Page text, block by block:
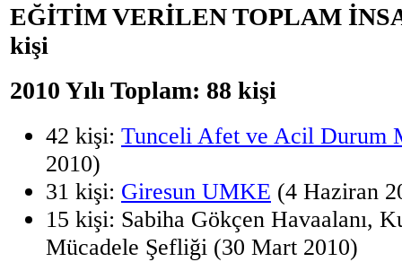
EĞİTİM VERİLEN TOPLAM
kişi
2010 Yılı Toplam: 88 kişi
42 kişi: Tunceli Afet ve Acil Durum
2010)
31 kişi: Giresun UMKE (4 Haziran
15 kişi: Sabiha Gökçen Havaalanı,
Mücadele Şefliği (30 Mart 2010)